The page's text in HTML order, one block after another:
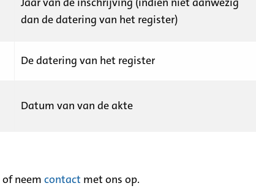
dan de datering van het register)
De datering van het register
Datum van van de akte
of neem contact met ons op.